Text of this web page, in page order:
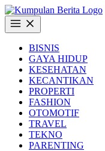
Langsung
ke
konten
Buka
Menu
BISNIS
GAYA HIDUP
KESEHATAN
KECANTIKAN
PROPERTI
FASHION
OTOMOTIF
TRAVEL
TEKNO
PARENTING